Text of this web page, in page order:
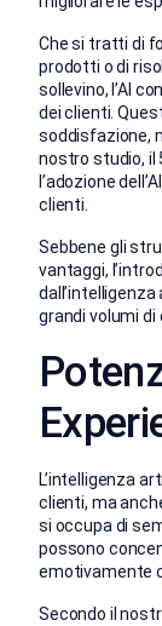
Che si tratti di
prodotti o di
sollevino, l’AI
dei clienti.
soddisfazione,
nostro studio, il
l’adozione
clienti.
Sebbene gli
vantaggi,
grandi volumi di
L’intelligenza
clienti, ma
si occupa di
possono
emotivamente
Secondo il